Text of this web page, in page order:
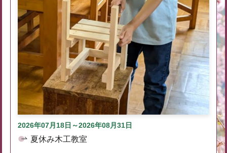
2026年07月18日～2026年08月31日
夏休み木工教室